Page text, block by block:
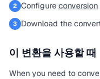
2 Configureconversion
3 Download the
이 변환을 사용할 때
When you need to